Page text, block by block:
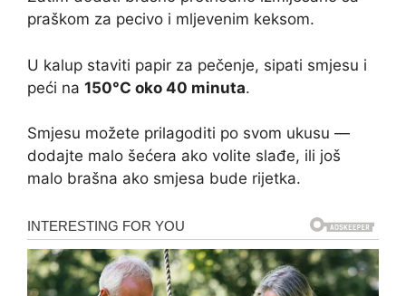
praškom za pecivo i mljevenim keksom.
U kalup staviti papir za pečenje, sipati smjesu i
peći na 150°C oko 40 minuta.
Smjesu možete prilagoditi po svom ukusu —
dodajte malo šećera ako volite slađe, ili još
malo brašna ako smjesa bude rijetka.